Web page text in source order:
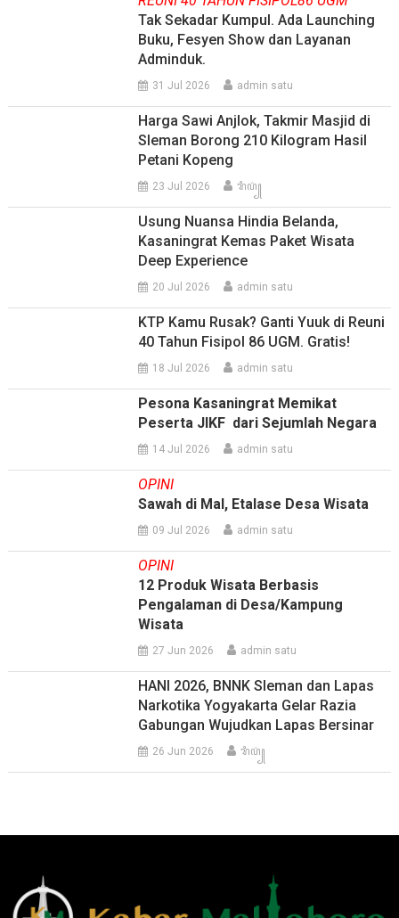
Tak Sekadar Kumpul. Ada Launching
Buku, Fesyen Show dan Layanan
Adminduk.
31 Jul 2026 admin satu
Harga Sawi Anjlok, Takmir Masjid di
Sleman Borong 210 Kilogram Hasil
Petani Kopeng
23 Jul 2026 ꦫꦶꦥ꦳꧀
Usung Nuansa Hindia Belanda,
Kasaningrat Kemas Paket Wisata
Deep Experience
20 Jul 2026 admin satu
KTP Kamu Rusak? Ganti Yuuk di Reuni
40 Tahun Fisipol 86 UGM. Gratis!
18 Jul 2026 admin satu
Pesona Kasaningrat Memikat
Peserta JIKF dari Sejumlah Negara
14 Jul 2026 admin satu
OPINI
Sawah di Mal, Etalase Desa Wisata
09 Jul 2026 admin satu
OPINI
12 Produk Wisata Berbasis
Pengalaman di Desa/Kampung
Wisata
27 Jun 2026 admin satu
HANI 2026, BNNK Sleman dan Lapas
Narkotika Yogyakarta Gelar Razia
Gabungan Wujudkan Lapas Bersinar
26 Jun 2026 ꦫꦶꦥ꦳꧀